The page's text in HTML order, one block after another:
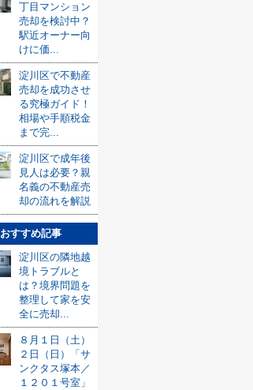
丁目マンション
売却を検討中？
駅近オーナー向
けに価...
淀川区で不動産
売却を成功させ
る究極ガイド！
相場や手順税金
まで完...
淀川区で成年後
見人は必要？親
名義の不動産売
却の流れを解説
おすすめ記事
淀川区の隣地越
境トラブルと
は？境界問題を
整理して家を安
全に売却...
８月１日（土）
２日（日）「サ
ンクタス塚本／
１２０１号室」